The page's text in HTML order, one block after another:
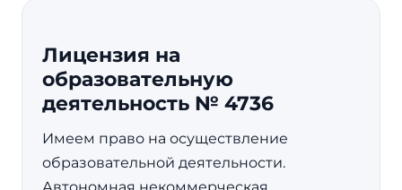
Лицензия на
образовательную
деятельность № 4736
Имеем право на осуществление
образовательной деятельности.